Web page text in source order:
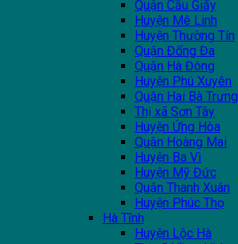
Quận Cầu Giấy
Huyện Mê Linh
Huyện Thường Tín
Quận Đống Đa
Quận Hà Đông
Huyện Phú Xuyên
Quận Hai Bà Trưng
Thị xã Sơn Tây
Huyện Ứng Hòa
Quận Hoàng Mai
Huyện Ba Vì
Huyện Mỹ Đức
Quận Thanh Xuân
Huyện Phúc Thọ
Hà Tĩnh
Huyện Lộc Hà